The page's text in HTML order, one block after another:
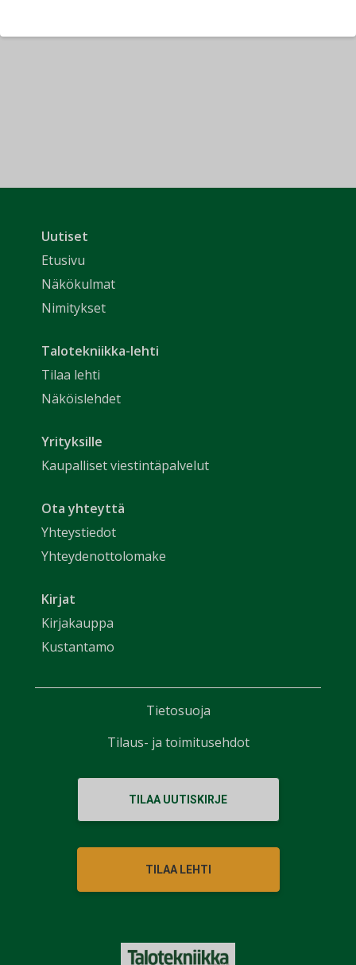
Uutiset
Etusivu
Näkökulmat
Nimitykset
Talotekniikka-lehti
Tilaa lehti
Näköislehdet
Yrityksille
Kaupalliset viestintäpalvelut
Ota yhteyttä
Yhteystiedot
Yhteydenottolomake
Kirjat
Kirjakauppa
Kustantamo
TILAA UUTISKIRJE
TILAA LEHTI
Tietosuoja
Tilaus- ja toimitusehdot